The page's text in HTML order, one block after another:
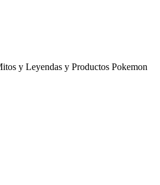
y Leyendas y Productos Pokemon